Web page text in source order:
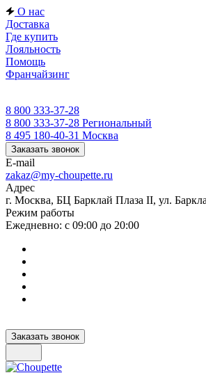
О нас
Доставка
Где купить
Лояльность
Помощь
Франчайзинг
8 800 333-37-28
8 800 333-37-28 Региональный
8 495 180-40-31 Москва
Заказать звонок
E-mail
zakaz@my-choupette.ru
Адрес
г. Москва, БЦ Барклай Плаза II, ул.
Режим работы
Ежедневно: с 09:00 до 20:00
Заказать звонок